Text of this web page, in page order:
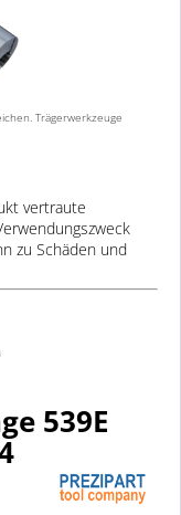
Trägerwerkzeuge
vertraute
zu Schäden und
539E